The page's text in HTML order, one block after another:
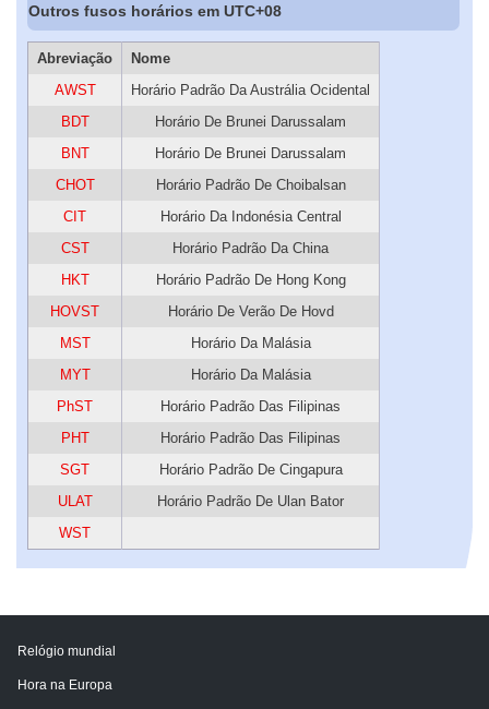
Outros fusos horários em UTC+08
Abreviação
Nome
AWST
Horário Padrão Da Austrália Ocidental
BDT
Horário De Brunei Darussalam
BNT
Horário De Brunei Darussalam
CHOT
Horário Padrão De Choibalsan
CIT
Horário Da Indonésia Central
CST
Horário Padrão Da China
HKT
Horário Padrão De Hong Kong
HOVST
Horário De Verão De Hovd
MST
Horário Da Malásia
MYT
Horário Da Malásia
PhST
Horário Padrão Das Filipinas
PHT
Horário Padrão Das Filipinas
SGT
Horário Padrão De Cingapura
ULAT
Horário Padrão De Ulan Bator
WST
Relógio mundial
Hora na Europa